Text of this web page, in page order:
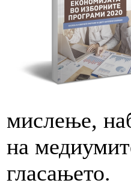
мислење,
на
гласањето.